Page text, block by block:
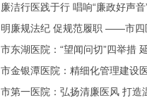
廉洁行医践于行 唱响“廉政好声音
明廉规法纪 促规范履职 ——市四
市东湖医院：“望闻问切”四举措
市金银潭医院：精细化管理建设
市第一医院：弘扬清廉医风 打造